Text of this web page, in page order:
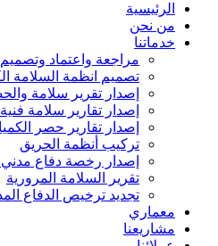
الرئيسية
من نحن
خدماتنا
مراجعة واعتماد
تصميم انظمة السلامة
إصدار تقرير سلامة
إصدار تقارير سلامة فنية
إصدار تقارير حصر
تركيب أنظمة الحريق
إصدار رخصة دفاع
تقرير السلامة المرورية
تجديد ترخيص الدفاع
معماري
مشاريعنا